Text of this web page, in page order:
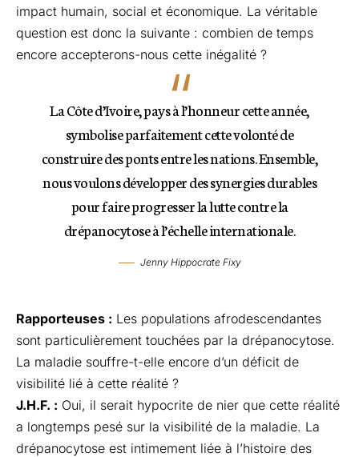
impact humain, social et économique. La véritable
question est donc la suivante : combien de temps
encore accepterons-nous cette inégalité ?
La Côte d’Ivoire, pays à l’honneur cette année,
symbolise parfaitement cette volonté de
construire des ponts entre les nations. Ensemble,
nous voulons développer des synergies durables
pour faire progresser la lutte contre la
drépanocytose à l’échelle internationale.
Jenny Hippocrate Fixy
Rapporteuses : Les populations afrodescendantes
sont particulièrement touchées par la drépanocytose.
La maladie souffre-t-elle encore d’un déficit de
visibilité lié à cette réalité ?
J.H.F. : Oui, il serait hypocrite de nier que cette réalité
a longtemps pesé sur la visibilité de la maladie. La
drépanocytose est intimement liée à l’histoire des